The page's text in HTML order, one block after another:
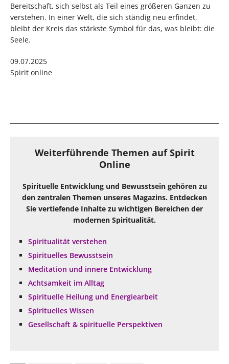
Bereitschaft, sich selbst als Teil eines größeren Ganzen zu
verstehen. In einer Welt, die sich ständig neu erfindet,
bleibt der Kreis das stärkste Symbol für das, was bleibt: die
Seele.
09.07.2025
Spirit online
Weiterführende Themen auf Spirit
Online
Spirituelle Entwicklung und Bewusstsein gehören zu
den zentralen Themen unseres Magazins. Entdecken
Sie vertiefende Inhalte zu wichtigen Bereichen der
modernen Spiritualität.
Spiritualität verstehen
Spirituelles Bewusstsein
Meditation und innere Entwicklung
Achtsamkeit im Alltag
Spirituelle Heilung und Energiearbeit
Spirituelles Wissen
Gesellschaft & spirituelle Perspektiven